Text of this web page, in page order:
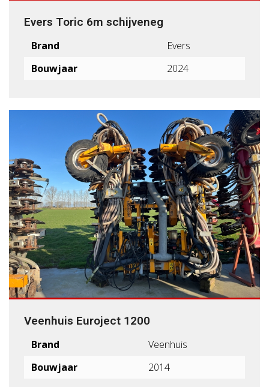
Evers Toric 6m schijveneg
Brand
Evers
Bouwjaar
2024
Veenhuis Euroject 1200
Brand
Veenhuis
Bouwjaar
2014